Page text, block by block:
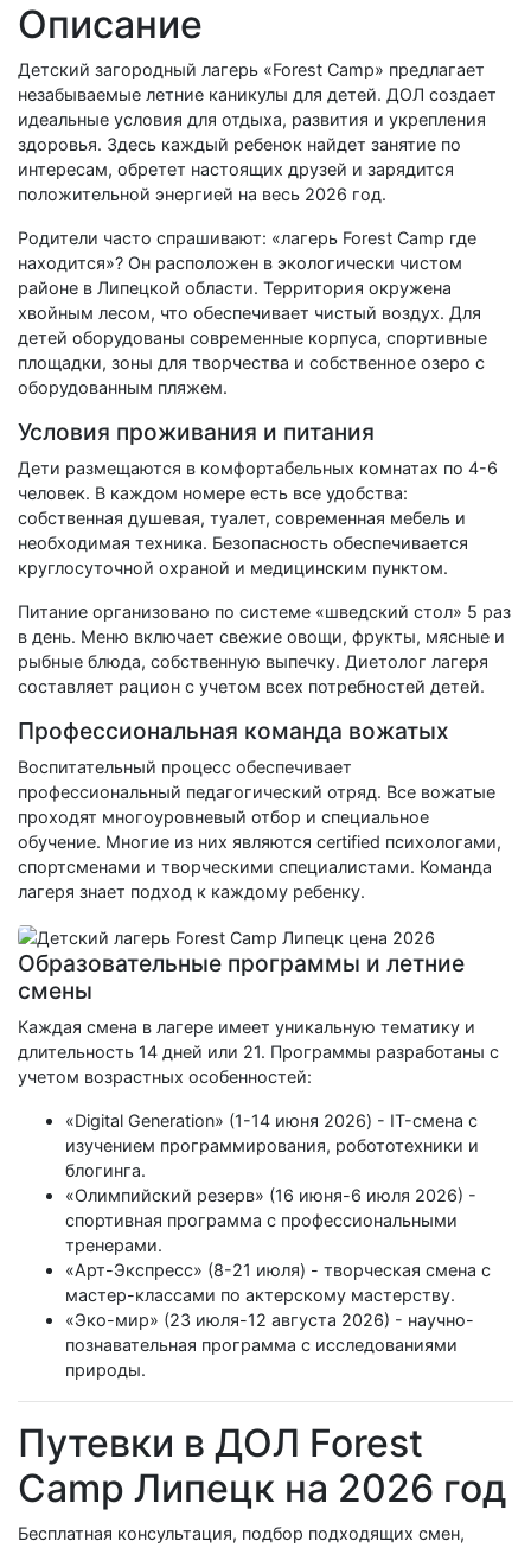
Описание
Детский загородный лагерь «Forest Camp» предлагает
незабываемые летние каникулы для детей. ДОЛ создает
идеальные условия для отдыха, развития и укрепления
здоровья. Здесь каждый ребенок найдет занятие по
интересам, обретет настоящих друзей и зарядится
положительной энергией на весь 2026 год.
Родители часто спрашивают: «лагерь Forest Camp где
находится»? Он расположен в экологически чистом
районе в Липецкой области. Территория окружена
хвойным лесом, что обеспечивает чистый воздух. Для
детей оборудованы современные корпуса, спортивные
площадки, зоны для творчества и собственное озеро с
оборудованным пляжем.
Условия проживания и питания
Дети размещаются в комфортабельных комнатах по 4-6
человек. В каждом номере есть все удобства:
собственная душевая, туалет, современная мебель и
необходимая техника. Безопасность обеспечивается
круглосуточной охраной и медицинским пунктом.
Питание организовано по системе «шведский стол» 5 раз
в день. Меню включает свежие овощи, фрукты, мясные и
рыбные блюда, собственную выпечку. Диетолог лагеря
составляет рацион с учетом всех потребностей детей.
Профессиональная команда вожатых
Воспитательный процесс обеспечивает
профессиональный педагогический отряд. Все вожатые
проходят многоуровневый отбор и специальное
обучение. Многие из них являются certified психологами,
спортсменами и творческими специалистами. Команда
лагеря знает подход к каждому ребенку.
Образовательные программы и летние
смены
Каждая смена в лагере имеет уникальную тематику и
длительность 14 дней или 21. Программы разработаны с
учетом возрастных особенностей:
«Digital Generation» (1-14 июня 2026) - IT-смена с
изучением программирования, робототехники и
блогинга.
«Олимпийский резерв» (16 июня-6 июля 2026) -
спортивная программа с профессиональными
тренерами.
«Арт-Экспресс» (8-21 июля) - творческая смена с
мастер-классами по актерскому мастерству.
«Эко-мир» (23 июля-12 августа 2026) - научно-
познавательная программа с исследованиями
природы.
Путевки в ДОЛ Forest
Camp Липецк на 2026 год
Бесплатная консультация, подбор подходящих смен,